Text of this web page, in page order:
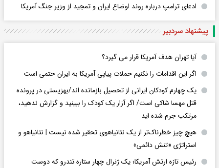
ادعای ترامپ درباره روند اوضاع ایران و تمجید از وزیر جنگ آمریکا
پیشنهاد سردبیر
آیا تهران هدف آمریکا قرار می گیرد؟
اگر این اقدامات را نکنیم حملات پیاپی آمریکا به ایران حتمی است
یک چهارم کودکان ایرانی از تحصیل بازمانده اند/بهزیستی در پرونده
قتل مهسا شاکی است/ اگر آزار یک کودک را ببینید و گزارش ندهید،
مرتکب جرم شده اید
هیچ چیز خطرناک‌تر از یک نتانیاهوی تحقیر شده نیست | نتانیاهو و
استراتژی «تنش دائمی»
رئیس تازه ارتش آمریکا؛ یک ژنرال چهار ستاره تندرو که دوست